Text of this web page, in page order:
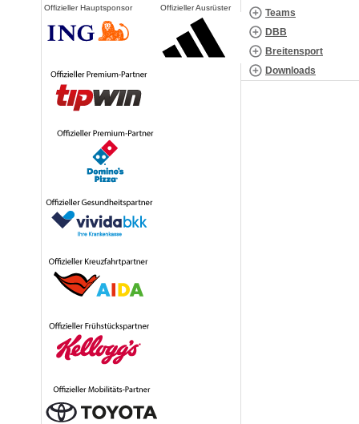
Offizieller Hauptsponsor Offizieller Ausrüster
Teams
DBB
Breitensport
Downloads